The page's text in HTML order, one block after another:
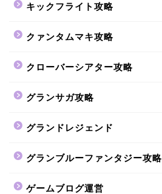
キックフライト攻略
クァンタムマキ攻略
クローバーシアター攻略
グランサガ攻略
グランドレジェンド
グランブルーファンタジー攻略
ゲームブログ運営